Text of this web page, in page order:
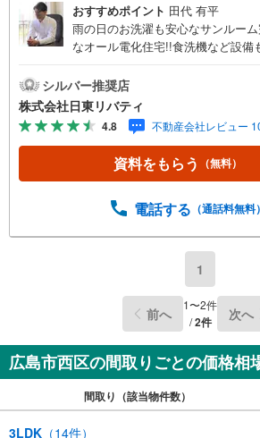
おすすめポイント 田代 有平
雨の日のお洗濯も安心なサンルー
なオール電化住宅!!食洗機など設備
やネット広告に載っていない物件も
市内はもちろん廿日市から呉・東広
な情報量!!「実際に自分自身が住む
い」広告では分かり難い物件の長所
できます。お気軽にお問い合わせ
でオンライン案内も可能です。お
業以来多くのお客様に信頼と信用
人、心と心」これからもこの精神
8広島市南区段原日出2丁目2-22-2F
シルバー推奨店
株式会社日東リバティ
4.8 不動産会社レビュー
資料をもらう （無料）
電話する （通話料無料）
1
前へ 1〜2件
/2件 次へ
広島市西区の間取りごとの価格相
間取り（該当物件数）
3LDK （14件）